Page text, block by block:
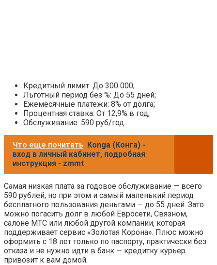
Кредитный лимит: До 300 000;
Льготный период без %: До 55 дней;
Ежемесячные платежи: 8% от долга;
Процентная ставка: От 12,9% в год;
Обслуживание: 590 руб/год.
Что еще почитать Konga (Конга) -
вход в личный кабинет, подробная
инструкция - zmmt
Самая низкая плата за годовое обслуживание — всего
590 рублей, но при этом и самый маленький период
бесплатного пользования деньгами — до 55 дней. Зато
можно погасить долг в любой Евросети, Связном,
салоне МТС или любой другой компании, которая
поддерживает сервис «Золотая Корона». Плюс можно
оформить с 18 лет только по паспорту, практически без
отказа и не нужно идти в банк — кредитку курьер
привозит к вам домой.